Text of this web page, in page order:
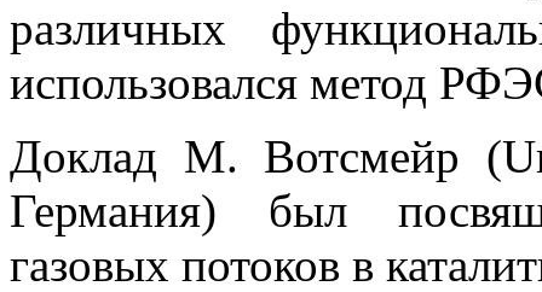
различных
использовался метод
Доклад М. Вотсмейр
Германия) был
газовых потоков в